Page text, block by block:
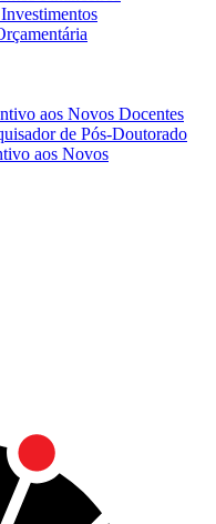
aos Novos Docentes
de Pós-Doutorado
aos Novos